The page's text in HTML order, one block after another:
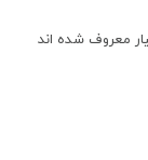
معروف شده اند